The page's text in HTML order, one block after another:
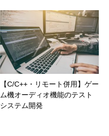
【C/C++・リモート併用】ゲー
ム機オーディオ機能のテスト
システム開発